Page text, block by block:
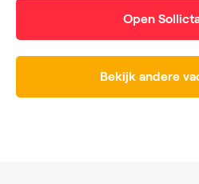
Open
Bekijk andere